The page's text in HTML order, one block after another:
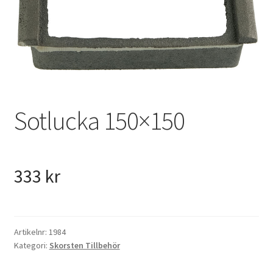
VVS
Fynd
Sotlucka 150×150
333 kr
Artikelnr: 1984
Kategori: Skorsten Tillbehör